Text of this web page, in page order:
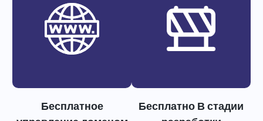
Бесплатное
Бесплатно В стадии